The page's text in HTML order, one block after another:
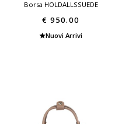
Borsa HOLDALLSSUEDE
€ 950.00
Nuovi Arrivi